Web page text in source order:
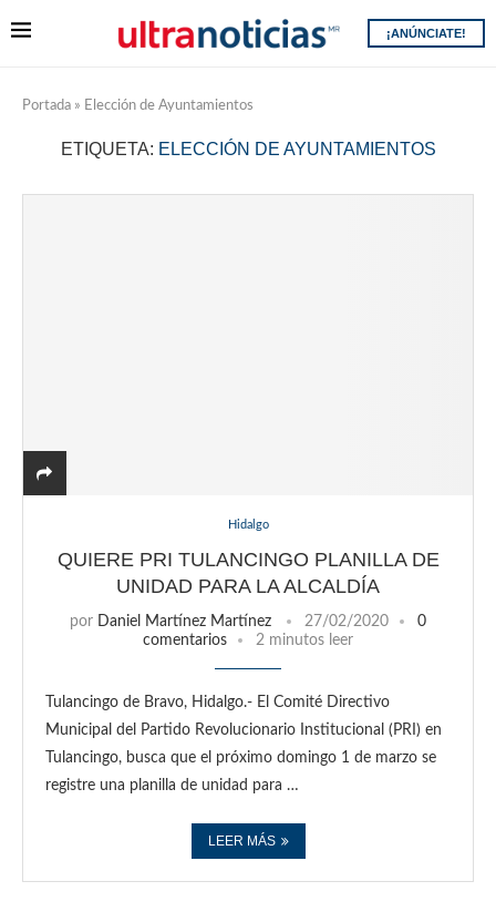
¡ANÚNCIATE!
Portada » Elección de Ayuntamientos
ETIQUETA: ELECCIÓN DE AYUNTAMIENTOS
Hidalgo
QUIERE PRI TULANCINGO PLANILLA DE
UNIDAD PARA LA ALCALDÍA
por Daniel Martínez Martínez 27/02/2020
0
comentarios
2 minutos leer
Tulancingo de Bravo, Hidalgo.- El Comité Directivo
Municipal del Partido Revolucionario Institucional (PRI) en
Tulancingo, busca que el próximo domingo 1 de marzo se
registre una planilla de unidad para …
LEER MÁS